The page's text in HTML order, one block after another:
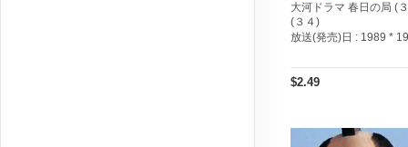
大河ドラマ 春日の局 (
(３４)
放送(発売)日 : 1989 *
$2.49